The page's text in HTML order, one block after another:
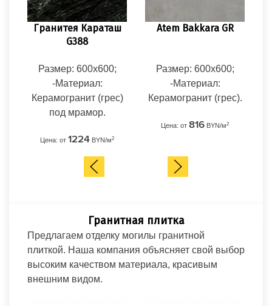
Atem Bakkara GR
Размер: 600x600;
-Материал:
Керамогранит (грес).
Цена: от816BYN/м2
Гранитея Караташ
G388
Размер: 600x600;
-Материал:
Керамогранит (грес)
под мрамор.
Цена: от1224BYN/м2
Гранитная плитка
Предлагаем отделку могилы гранитной
плиткой. Наша компания объясняет свой выбор
высоким качеством материала, красивым
внешним видом.